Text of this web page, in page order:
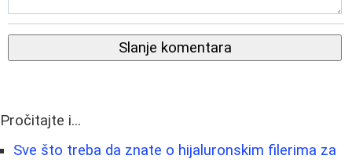
Slanje komentara
Pročitajte i...
Sve što treba da znate o hijaluronskim filerima za